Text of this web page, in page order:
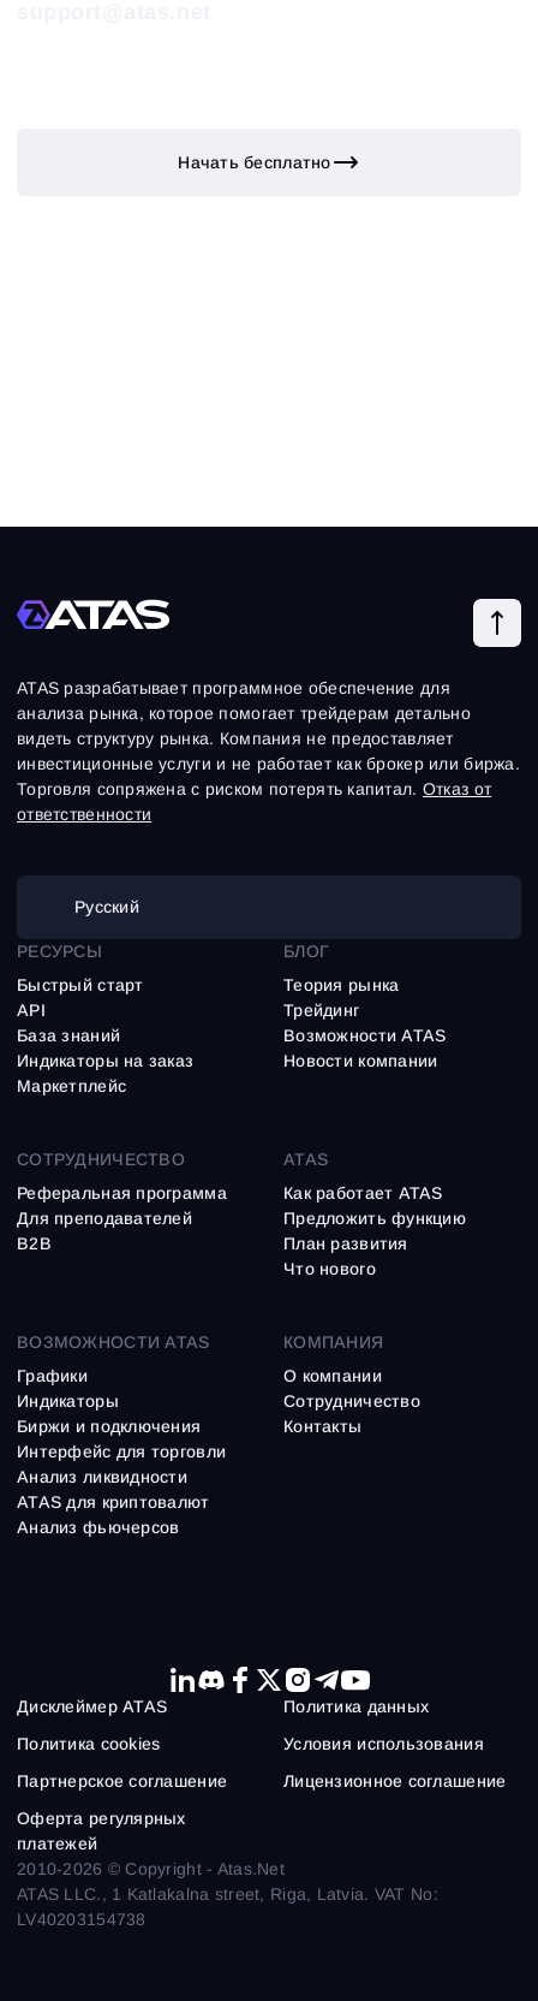
Начать бесплатно
ATAS разрабатывает программное обеспечение для
анализа рынка, которое помогает трейдерам детально
видеть структуру рынка. Компания не предоставляет
инвестиционные услуги и не работает как брокер или биржа.
Торговля сопряжена с риском потерять капитал. Отказ от
ответственности
Русский
ВОЗМОЖНОСТИ ATAS
Графики
Индикаторы
Биржи и подключения
Интерфейс для торговли
Анализ ликвидности
ATAS для криптовалют
Анализ фьючерсов
РЕСУРСЫ
Быстрый старт
API
База знаний
Индикаторы на заказ
Маркетплейс
БЛОГ
Теория рынка
Трейдинг
Возможности ATAS
Новости компании
СОТРУДНИЧЕСТВО
Реферальная программа
Для преподавателей
B2B
ATAS
Как работает ATAS
Предложить функцию
План развития
Что нового
КОМПАНИЯ
О компании
Сотрудничество
Контакты
2010-2026 © Copyright - Atas.Net
ATAS LLC., 1 Katlakalna street, Riga, Latvia. VAT No:
LV40203154738
Дисклеймер ATAS
Политика данных
Политика cookies
Условия использования
Партнерское соглашение
Лицензионное соглашение
Оферта регулярных
платежей